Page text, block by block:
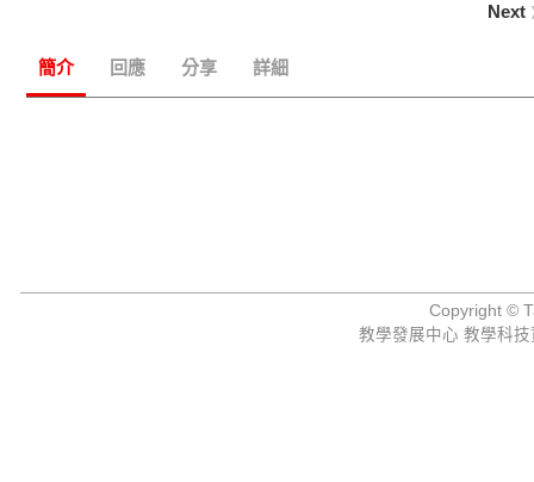
Next
簡介 回應 分享 詳細
Copyright ©
教學發展中心 教學科